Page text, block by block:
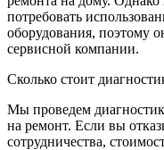
потребовать
оборудования, поэтому
сервисной компании.
Сколько cтоит
Мы проведем
на ремонт. Если вы
сотрудничества,